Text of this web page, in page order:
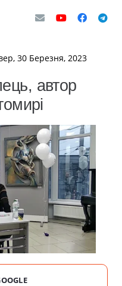
30 Березня, 2023
автор